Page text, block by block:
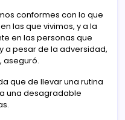
conformes con lo que
las que vivimos, y a la
en las personas que
a pesar de la adversidad,
aseguró.
que de llevar una rutina
una desagradable